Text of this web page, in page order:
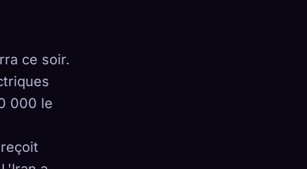
ce soir.
000 le